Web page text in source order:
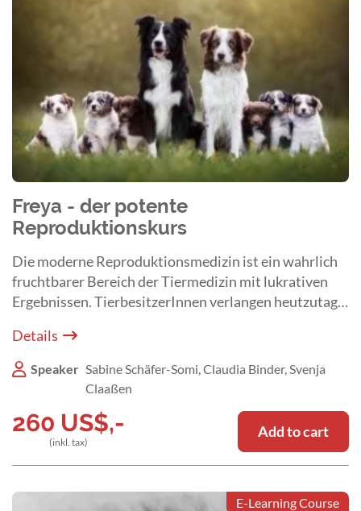
Freya - der potente
Reproduktionskurs
Die moderne Reproduktionsmedizin ist ein wahrlich
fruchtbarer Bereich der Tiermedizin mit lukrativen
Ergebnissen. TierbesitzerInnen verlangen heutzutage
als auch eine fortschrittliche Gesundheitskontrolle
von fertilen Tieren.
Details
Speaker Sabine Schäfer-Somi, Claudia Binder, Svenja
Claaßen
260 US$,-
(inkl. tax)
Add to cart
E-Learning Course